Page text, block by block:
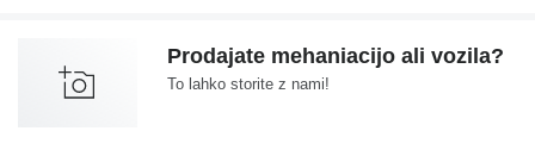
Prodajate mehaniacijo ali vozila?
To lahko storite z nami!